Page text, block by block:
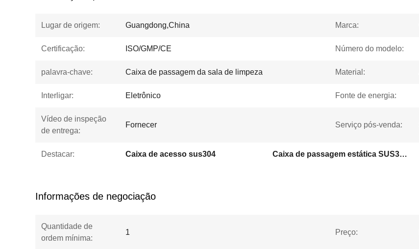
Lugar de origem: Guangdong,China Marca:
Certificação: ISO/GMP/CE Número do modelo:
palavra-chave: Caixa de passagem da sala de limpeza Material:
Interligar: Eletrônico Fonte de energia:
Vídeo de inspeção
de entrega:
Fornecer Serviço pós-venda:
Destacar: Caixa de acesso sus304 Caixa de passagem estática SUS304
Informações de negociação
Quantidade de
ordem mínima:
1 Preço: